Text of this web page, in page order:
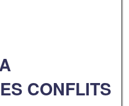
CONFLITS